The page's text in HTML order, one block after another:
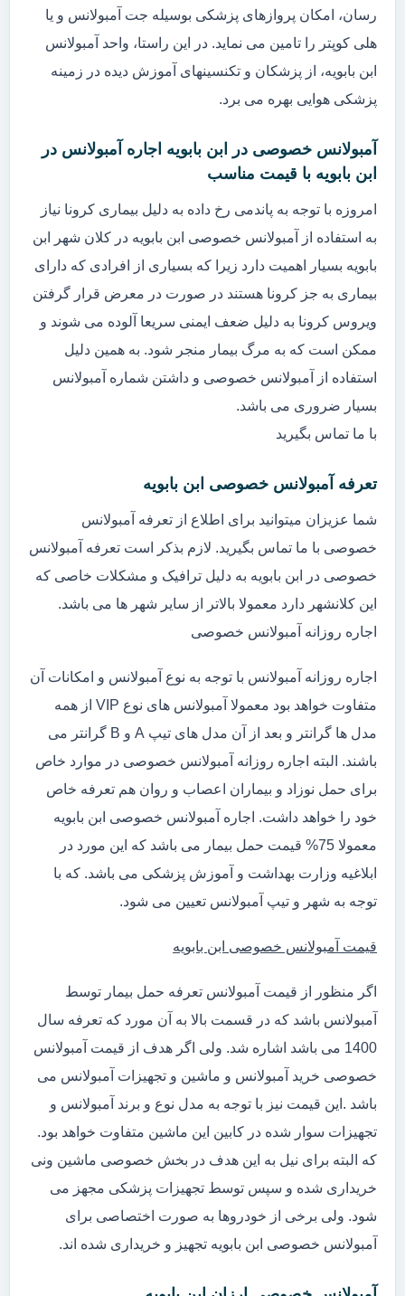
رسان، امکان پروازهای پزشکی بوسیله جت آمبولانس و یا
هلی کوپتر را تامین می نماید. در این راستا، واحد آمبولانس
ابن بابویه، از پزشکان و تکنسینهای آموزش دیده در زمینه
پزشکی هوایی بهره می برد.
آمبولانس خصوصی در ابن بابویه اجاره آمبولانس در
ابن بابویه با قیمت مناسب
امروزه با توجه به پاندمی رخ داده به دلیل بیماری کرونا نیاز
به استفاده از آمبولانس خصوصی ابن بابویه در کلان شهر ابن
بابویه بسیار اهمیت دارد زیرا که بسیاری از افرادی که دارای
بیماری به جز کرونا هستند در صورت در معرض قرار گرفتن
ویروس کرونا به دلیل ضعف ایمنی سریعا آلوده می شوند و
ممکن است که به مرگ بیمار منجر شود. به همین دلیل
استفاده از آمبولانس خصوصی و داشتن شماره آمبولانس
بسیار ضروری می باشد.
با ما تماس بگیرید
تعرفه آمبولانس خصوصی ابن بابویه
شما عزیزان میتوانید برای اطلاع از تعرفه آمبولانس
خصوصی با ما تماس بگیرید. لازم بذکر است تعرفه آمبولانس
خصوصی در ابن بابویه به دلیل ترافیک و مشکلات خاصی که
این کلانشهر دارد معمولا بالاتر از سایر شهر ها می باشد.
اجاره روزانه آمبولانس خصوصی
اجاره روزانه آمبولانس با توجه به نوع آمبولانس و امکانات آن
متفاوت خواهد بود معمولا آمبولانس های نوع VIP از همه
مدل ها گرانتر و بعد از آن مدل های تیپ A و B گرانتر می
باشند. البته اجاره روزانه آمبولانس خصوصی در موارد خاص
برای حمل نوزاد و بیماران اعصاب و روان هم تعرفه خاص
خود را خواهد داشت. اجاره آمبولانس خصوصی ابن بابویه
معمولا 75% قیمت حمل بیمار می باشد که این مورد در
ابلاغیه وزارت بهداشت و آموزش پزشکی می باشد. که با
توجه به شهر و تیپ آمبولانس تعیین می شود.
قیمت آمبولانس خصوصی ابن بابویه
اگر منظور از قیمت آمبولانس تعرفه حمل بیمار توسط
آمبولانس باشد که در قسمت بالا به آن مورد که تعرفه سال
1400 می باشد اشاره شد. ولی اگر هدف از قیمت آمبولانس
خصوصی خرید آمبولانس و ماشین و تجهیزات آمبولانس می
باشد .این قیمت نیز با توجه به مدل نوع و برند آمبولانس و
تجهیزات سوار شده در کابین این ماشین متفاوت خواهد بود.
که البته برای نیل به این هدف در بخش خصوصی ماشین ونی
خریداری شده و سپس توسط تجهیزات پزشکی مجهز می
شود. ولی برخی از خودروها به صورت اختصاصی برای
آمبولانس خصوصی ابن بابویه تجهیز و خریداری شده اند.